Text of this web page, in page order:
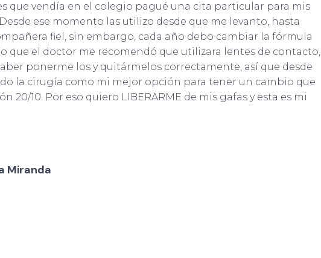
que vendía en el colegio pagué una cita particular para mis
ese momento las utilizo desde que me levanto, hasta
fiel, sin embargo, cada año debo cambiar la fórmula
que el doctor me recomendó que utilizara lentes de contacto,
ponerme los y quitármelos correctamente, así que desde
la cirugía como mi mejor opción para tener un cambio que
20/10. Por eso quiero LIBERARME de mis gafas y esta es mi
Miranda